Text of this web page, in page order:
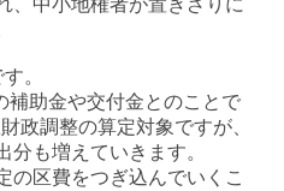
、中小地権者が置きざりに
。
助金や交付金とのことで
政調整の算定対象ですが、
も増えていきます。
区費をつぎ込んでいくこ